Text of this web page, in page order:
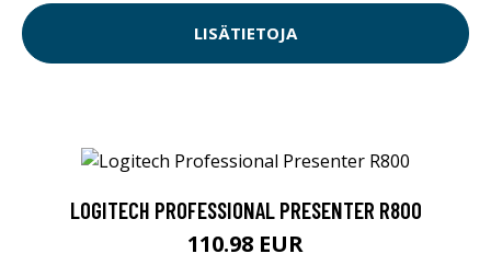
LISÄTIETOJA
LOGITECH PROFESSIONAL PRESENTER R800
110.98 EUR